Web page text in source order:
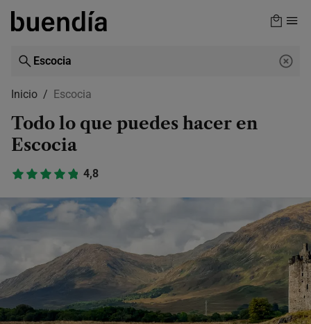
Skip
content
Inicio Escocia
Todo lo que puedes hacer en
Escocia
4,8